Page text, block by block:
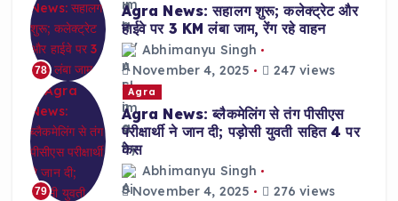
78
Agra News: सहालग शुरू; कलेक्ट्रेट और
हाईवे पर 3 KM लंबा जाम, रेंग रहे वाहन
Abhimanyu Singh
November 4, 2025
247 views
79
Agra
Agra News: ब्लैकमेलिंग से तंग पीसीएस
परीक्षार्थी ने जान दी; पड़ोसी युवती सहित 4 पर
केस
Abhimanyu Singh
November 4, 2025
276 views